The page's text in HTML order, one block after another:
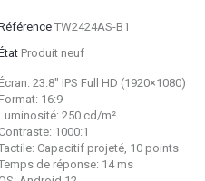
TW2424AS-B1
Produit neuf
Écran: 23.8″ IPS Full HD (1920×1080)
Format: 16:9
Luminosité: 250 cd/m²
Contraste: 1000:1
Capacitif projeté, 10 points
de réponse: 14 ms